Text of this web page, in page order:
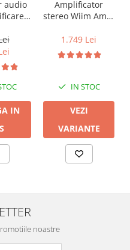
audio
/Wi-Fi
IN
Amplificator
stereo Wiim Amp,
2, Spotify, Tidal,
Chromecast,
HDMI & Voice
1.749 Lei
IN STOC
VEZI
VARIANTE
noastre